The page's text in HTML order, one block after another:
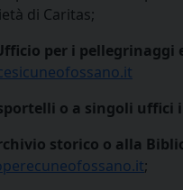
di Caritas;
per i pellegrinaggi
o a singoli
storico o alla
;